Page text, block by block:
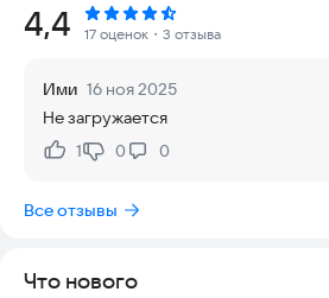
Самый известный чтец
Французский, английский и 20 других
полным текстом на арабском языке
Высококачественный текст
Сохраняйте метки на стихи и страницы
Слушайте голоса любимых чтецов
Описание:
Рейтинг:
4,4 17 оценок ・3 отзыва
Ими 16 ноя 2025
Не загружается
Нравится:
1Не нравится:
0 0
Все отзывы
Что нового